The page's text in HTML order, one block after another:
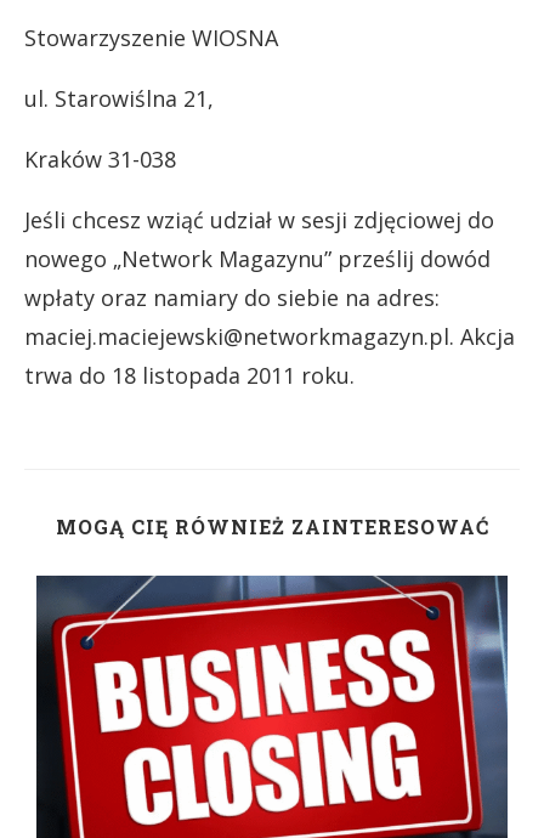
Stowarzyszenie WIOSNA
ul. Starowiślna 21,
Kraków 31-038
Jeśli chcesz wziąć udział w sesji zdjęciowej do
nowego „Network Magazynu” prześlij dowód
wpłaty oraz namiary do siebie na adres:
maciej.maciejewski@networkmagazyn.pl. Akcja
trwa do 18 listopada 2011 roku.
MOGĄ CIĘ RÓWNIEŻ ZAINTERESOWAĆ